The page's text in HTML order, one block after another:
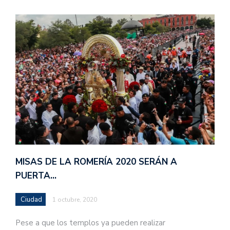
MISAS DE LA ROMERÍA 2020 SERÁN A
PUERTA…
Ciudad 1 octubre, 2020
Pese a que los templos ya pueden realizar